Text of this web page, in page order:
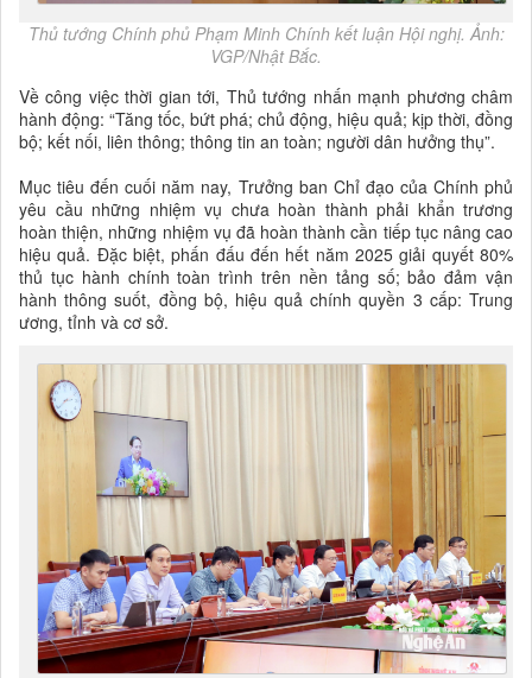
Thủ tướng Chính phủ Phạm Minh Chính kết luận Hội nghị. Ảnh:
VGP/Nhật Bắc.
Về công việc thời gian tới, Thủ tướng nhấn mạnh phương châm
hành động: “Tăng tốc, bứt phá; chủ động, hiệu quả; kịp thời, đồng
bộ; kết nối, liên thông; thông tin an toàn; người dân hưởng thụ”.
Mục tiêu đến cuối năm nay, Trưởng ban Chỉ đạo của Chính phủ
yêu cầu những nhiệm vụ chưa hoàn thành phải khẩn trương
hoàn thiện, những nhiệm vụ đã hoàn thành cần tiếp tục nâng cao
hiệu quả. Đặc biệt, phấn đấu đến hết năm 2025 giải quyết 80%
thủ tục hành chính toàn trình trên nền tảng số; bảo đảm vận
hành thông suốt, đồng bộ, hiệu quả chính quyền 3 cấp: Trung
ương, tỉnh và cơ sở.